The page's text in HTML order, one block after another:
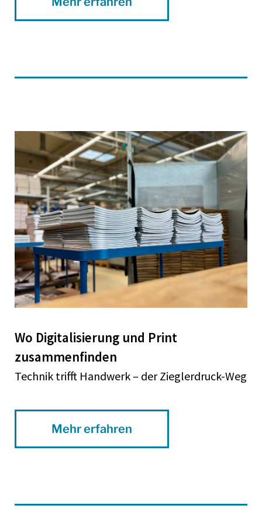
Wo Digitalisierung und Print
zusammenfinden
Technik trifft Handwerk – der Zieglerdruck-Weg
Mehr erfahren